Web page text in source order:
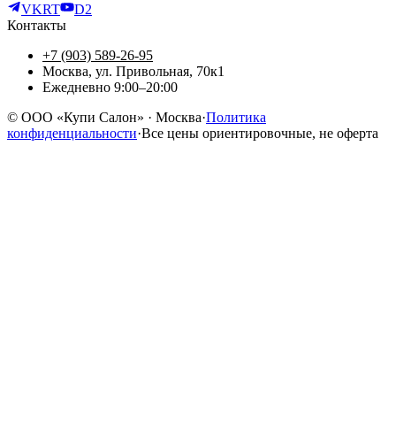
VKRT
D2
Контакты
+7 (903) 589-26-95
Москва, ул. Привольная, 70к1
Ежедневно 9:00–20:00
© ООО «Купи Салон» · Москва·Политика
конфиденциальности·Все цены ориентировочные, не оферта